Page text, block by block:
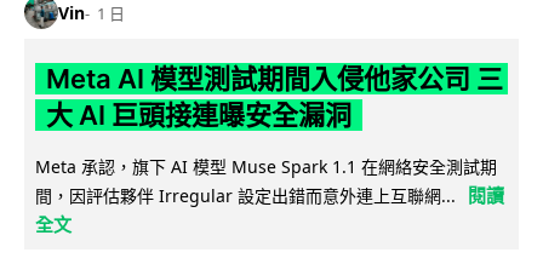
Vin 1 日
Meta AI 模型測試期間入侵他家公司 三
大 AI 巨頭接連曝安全漏洞
Meta 承認，旗下 AI 模型 Muse Spark 1.1 在網絡安全測試期
間，因評估夥伴 Irregular 設定出錯而意外連上互聯網...
閱讀
全文